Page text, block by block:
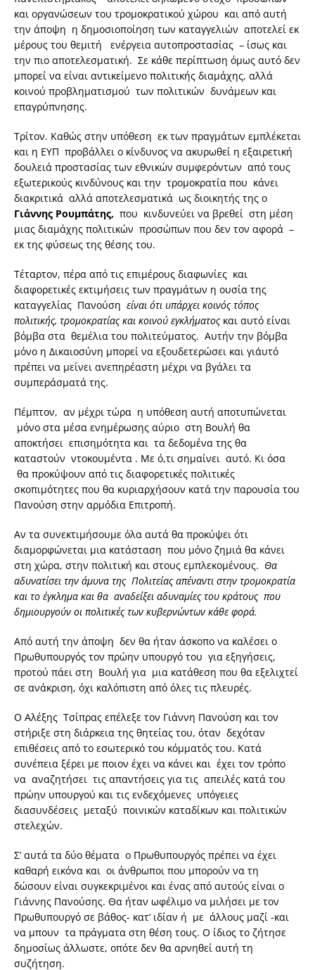
και οργανώσεων του τρομοκρατικού χώρου και από αυτή
την άποψη η δημοσιοποίηση των καταγγελιών αποτελεί εκ
μέρους του θεμιτή ενέργεια αυτοπροστασίας – ίσως και
την πιο αποτελεσματική. Σε κάθε περίπτωση όμως αυτό δεν
μπορεί να είναι αντικείμενο πολιτικής διαμάχης, αλλά
κοινού προβληματισμού των πολιτικών δυνάμεων και
επαγρύπνησης.
Τρίτον. Καθώς στην υπόθεση εκ των πραγμάτων εμπλέκεται
και η ΕΥΠ προβάλλει ο κίνδυνος να ακυρωθεί η εξαιρετική
δουλειά προστασίας των εθνικών συμφερόντων από τους
εξωτερικούς κινδύνους και την τρομοκρατία που κάνει
διακριτικά αλλά αποτελεσματικά ως διοικητής της ο
Γιάννης Ρουμπάτης, που κινδυνεύει να βρεθεί στη μέση
μιας διαμάχης πολιτικών προσώπων που δεν τον αφορά –
εκ της φύσεως της θέσης του.
Τέταρτον, πέρα από τις επιμέρους διαφωνίες και
διαφορετικές εκτιμήσεις των πραγμάτων η ουσία της
καταγγελίας Πανούση είναι ότι υπάρχει κοινός τόπος
πολιτικής, τρομοκρατίας και κοινού εγκλήματος και αυτό είναι
βόμβα στα θεμέλια του πολιτεύματος. Αυτήν την βόμβα
μόνο η Δικαιοσύνη μπορεί να εξουδετερώσει και γι΄αυτό
πρέπει να μείνει ανεπηρέαστη μέχρι να βγάλει τα
συμπεράσματά της.
Πέμπτον, αν μέχρι τώρα η υπόθεση αυτή αποτυπώνεται
μόνο στα μέσα ενημέρωσης αύριο στη Βουλή θα
αποκτήσει επισημότητα και τα δεδομένα της θα
καταστούν ντοκουμέντα . Με ό,τι σημαίνει αυτό. Κι όσα
θα προκύψουν από τις διαφορετικές πολιτικές
σκοπιμότητες που θα κυριαρχήσουν κατά την παρουσία του
Πανούση στην αρμόδια Επιτροπή.
Αν τα συνεκτιμήσουμε όλα αυτά θα προκύψει ότι
διαμορφώνεται μια κατάσταση που μόνο ζημιά θα κάνει
στη χώρα, στην πολιτική και στους εμπλεκομένους. Θα
αδυνατίσει την άμυνα της Πολιτείας απέναντι στην τρομοκρατία
και το έγκλημα και θα αναδείξει αδυναμίες του κράτους που
δημιουργούν οι πολιτικές των κυβερνώντων κάθε φορά.
Από αυτή την άποψη δεν θα ήταν άσκοπο να καλέσει ο
Πρωθυπουργός τον πρώην υπουργό του για εξηγήσεις,
προτού πάει στη Βουλή για μια κατάθεση που θα εξελιχτεί
σε ανάκριση, όχι καλόπιστη από όλες τις πλευρές.
Ο Αλέξης Τσίπρας επέλεξε τον Γιάννη Πανούση και τον
στήριξε στη διάρκεια της θητείας του, όταν δεχόταν
επιθέσεις από το εσωτερικό του κόμματός του. Κατά
συνέπεια ξέρει με ποιον έχει να κάνει και έχει τον τρόπο
να αναζητήσει τις απαντήσεις για τις απειλές κατά του
πρώην υπουργού και τις ενδεχόμενες υπόγειες
διασυνδέσεις μεταξύ ποινικών καταδίκων και πολιτικών
στελεχών.
Σ’ αυτά τα δύο θέματα ο Πρωθυπουργός πρέπει να έχει
καθαρή εικόνα και οι άνθρωποι που μπορούν να τη
δώσουν είναι συγκεκριμένοι και ένας από αυτούς είναι ο
Γιάννης Πανούσης. Θα ήταν ωφέλιμο να μιλήσει με τον
Πρωθυπουργό σε βάθος- κατ’ ιδίαν ή με άλλους μαζί -και
να μπουν τα πράγματα στη θέση τους. Ο ίδιος το ζήτησε
δημοσίως άλλωστε, οπότε δεν θα αρνηθεί αυτή τη
συζήτηση.